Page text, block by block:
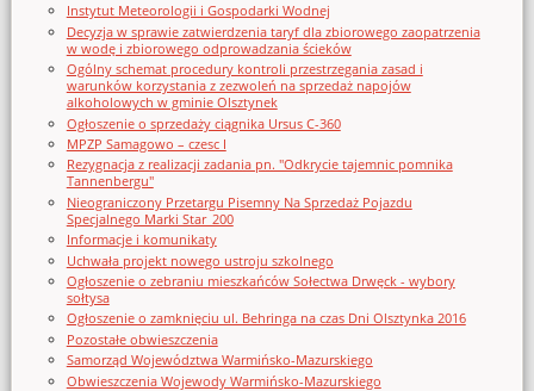
Instytut Meteorologii i Gospodarki Wodnej
Decyzja w sprawie zatwierdzenia taryf dla zbiorowego zaopatrzenia
w wodę i zbiorowego odprowadzania ścieków
Ogólny schemat procedury kontroli przestrzegania zasad i
warunków korzystania z zezwoleń na sprzedaż napojów
alkoholowych w gminie Olsztynek
Ogłoszenie o sprzedaży ciągnika Ursus C-360
MPZP Samagowo – czesc I
Rezygnacja z realizacji zadania pn. "Odkrycie tajemnic pomnika
Tannenbergu"
Nieograniczony Przetargu Pisemny Na Sprzedaż Pojazdu
Specjalnego Marki Star_200
Informacje i komunikaty
Uchwała projekt nowego ustroju szkolnego
Ogłoszenie o zebraniu mieszkańców Sołectwa Drwęck - wybory
sołtysa
Ogłoszenie o zamknięciu ul. Behringa na czas Dni Olsztynka 2016
Pozostałe obwieszczenia
Samorząd Województwa Warmińsko-Mazurskiego
Obwieszczenia Wojewody Warmińsko-Mazurskiego